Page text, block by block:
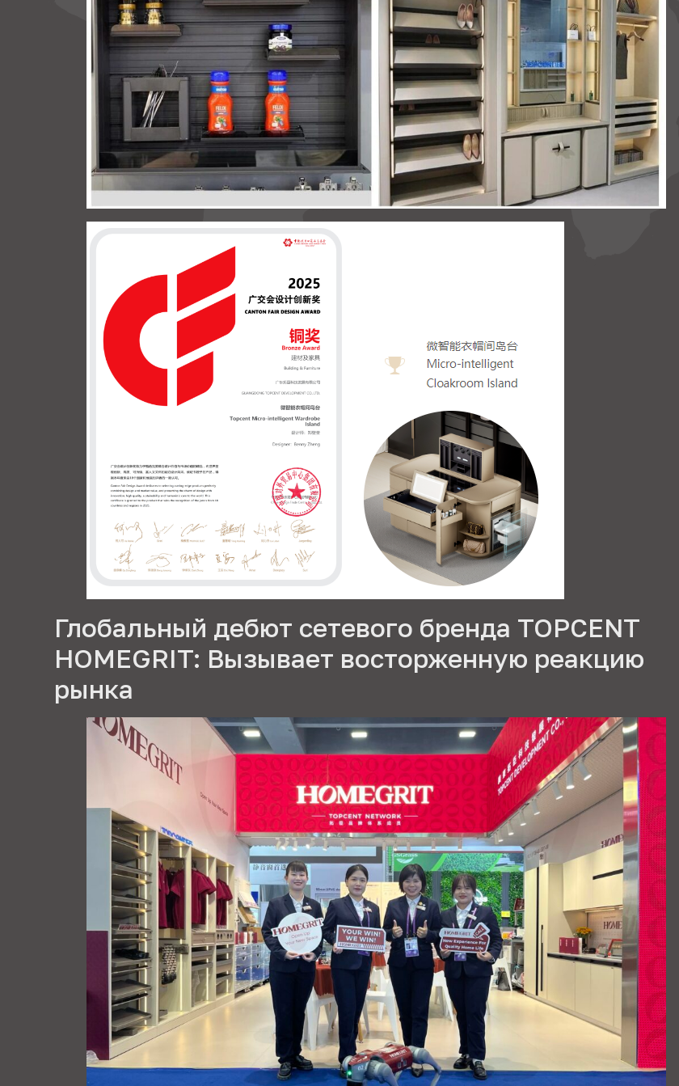
Глобальный дебют сетевого бренда TOPCENT
HOMEGRIT: Вызывает восторженную реакцию
рынка